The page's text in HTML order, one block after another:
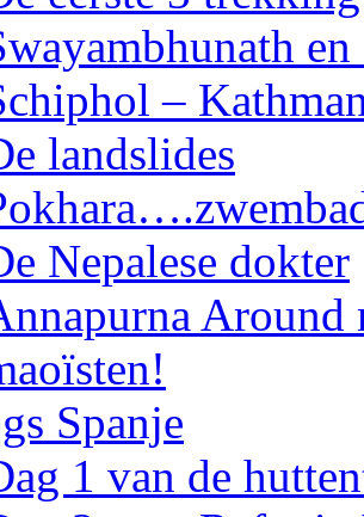
–
landslides
Nepalese dokter
Spanje
1 van de